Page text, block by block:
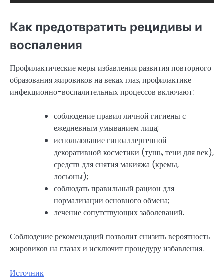
Как предотвратить рецидивы и
воспаления
Профилактические меры избавления развития повторного
образования жировиков на веках глаз, профилактике
инфекционно-воспалительных процессов включают:
соблюдение правил личной гигиены с
ежедневным умыванием лица;
использование гипоаллергенной
декоративной косметики (тушь, тени для век),
средств для снятия макияжа (кремы,
лосьоны);
соблюдать правильный рацион для
нормализации основного обмена;
лечение сопутствующих заболеваний.
Соблюдение рекомендаций позволит снизить вероятность
жировиков на глазах и исключит процедуру избавления.
Источник